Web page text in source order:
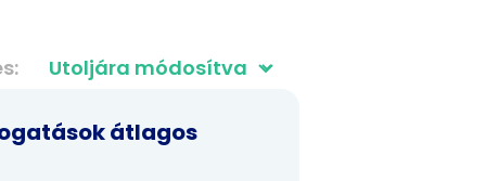
átlagos